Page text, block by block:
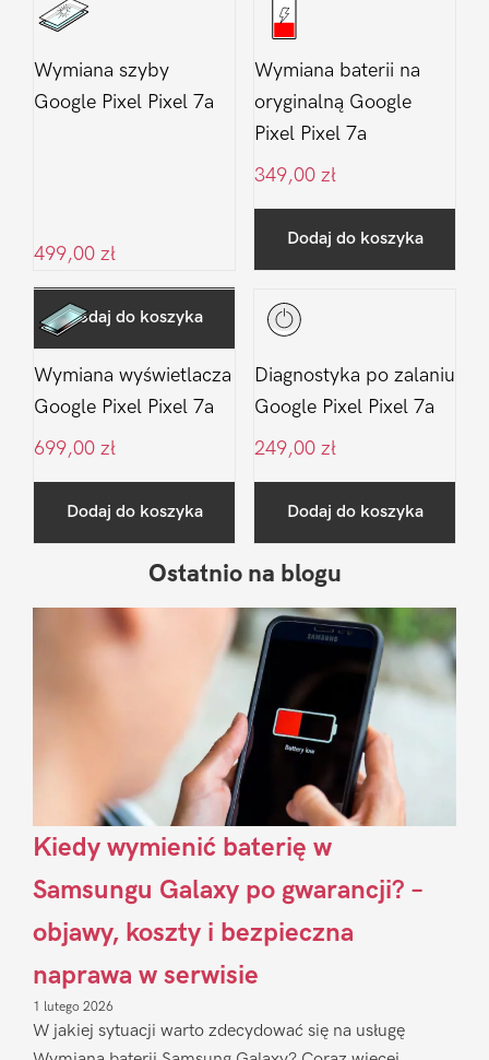
Wymiana szyby
Google Pixel Pixel 7a
499,00 zł
Dodaj do koszyka
Wymiana baterii na
oryginalną Google
Pixel Pixel 7a
349,00 zł
Dodaj do koszyka
Wymiana wyświetlacza
Google Pixel Pixel 7a
699,00 zł
Dodaj do koszyka
Diagnostyka po zalaniu
Google Pixel Pixel 7a
249,00 zł
Dodaj do koszyka
Sidebar
Ostatnio na blogu
Kiedy wymienić baterię w
Samsungu Galaxy po gwarancji? –
objawy, koszty i bezpieczna
naprawa w serwisie
1 lutego 2026
W jakiej sytuacji warto zdecydować się na usługę